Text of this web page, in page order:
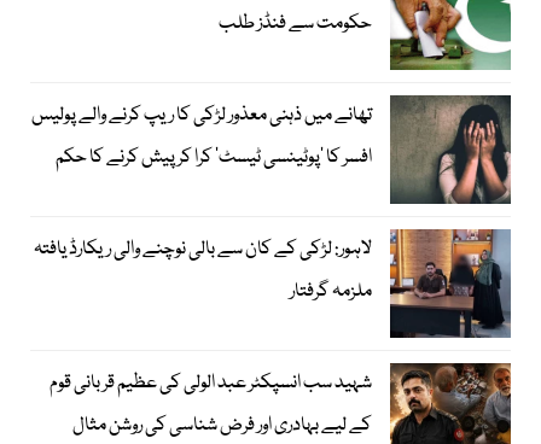
حکومت سے فنڈز طلب
تھانے میں ذہنی معذور لڑکی کا ریپ کرنے والے پولیس
افسر کا ’پوٹینسی ٹیسٹ‘ کرا کر پیش کرنے کا حکم
لاہور: لڑکی کے کان سے بالی نوچنے والی ریکارڈ یافتہ
ملزمہ گرفتار
شہید سب انسپکٹر عبد الولی کی عظیم قربانی قوم
کے لیے بہادری اور فرض شناسی کی روشن مثال